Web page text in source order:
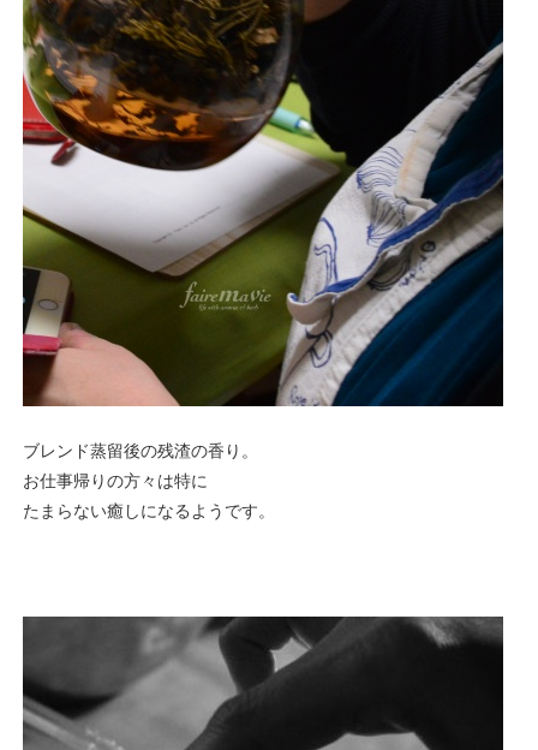
ブレンド蒸留後の残渣の香り。
お仕事帰りの方々は特に
たまらない癒しになるようです。